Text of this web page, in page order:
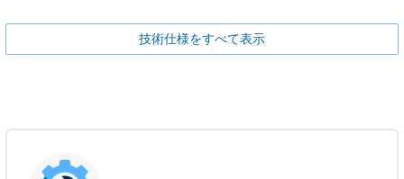
技術仕様をすべて表示